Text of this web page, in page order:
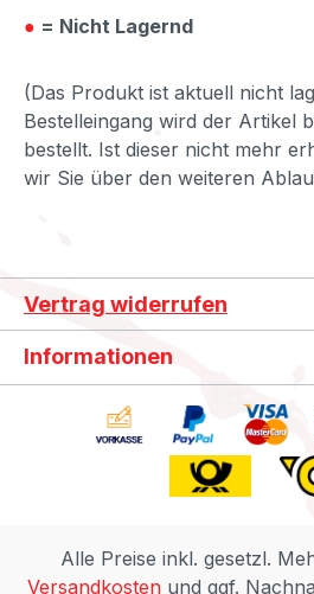
● = Nicht Lagernd
(Das Produkt ist aktuell nicht
Bestelleingang wird der Artikel
bestellt. Ist dieser nicht mehr
wir Sie über den weiteren
Vertrag widerrufen
Informationen
Alle Preise inkl. gesetzl.
Versandkostenund ggf.